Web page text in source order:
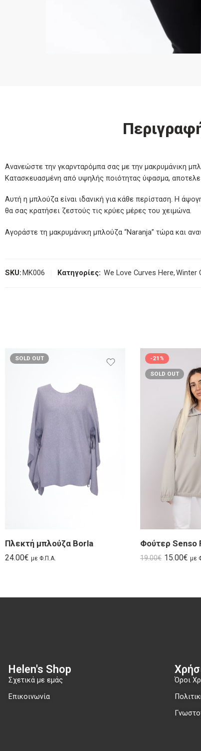
Ανανεώστε την γκαρνταρόμπα σας με την μακρυμάνικη
Κατασκευασμένη από υψηλής ποιότητας ύφασμα,
Αυτή η μπλούζα είναι ιδανική για κάθε περίσταση. Η
θα σας κρατήσει ζεστούς τις κρύες μέρες του χειμώνα.
Αγοράστε τη μακρυμάνικη μπλούζα “Naranja” τώρα και
SKU:MK006 Κατηγορίες: We Love Curves Here,Winter
SOLD OUT
Πλεκτή μπλούζα Borla
24.00€ με Φ.Π.Α.
-21%
SOLD OUT
Φούτερ Senso
19.00€ 15.00€ με
Helen's Shop
Σχετικά με εμάς
Επικοινωνία
Όροι